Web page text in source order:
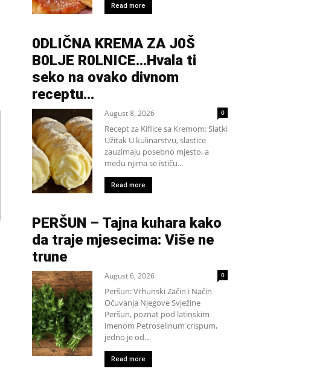
Read more
0DLIČNA KREMA ZA J0Š
B0LJE R0LNICE…Hvala ti
seko na ovako divnom
receptu…
August 8, 2026 0
Recept za Kiflice sa Kremom: Slatki
Užitak U kulinarstvu, slastice
zauzimaju posebno mjesto, a
među njima se ističu...
Read more
PERŠUN – Tajna kuhara kako
da traje mjesecima: Više ne
trune
August 6, 2026 0
Peršun: Vrhunski Začin i Način
Očuvanja Njegove Svježine
Peršun, poznat pod latinskim
imenom Petroselinum crispum,
jedno je od...
Read more